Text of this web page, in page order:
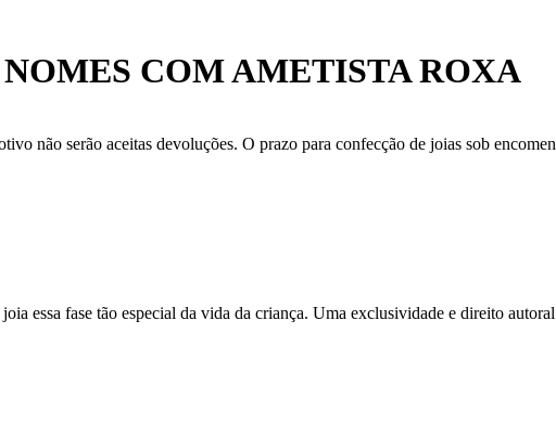
COM AMETISTA ROXA
não serão aceitas devoluções. O prazo para confecção de joias sob
essa fase tão especial da vida da criança. Uma exclusividade e direito